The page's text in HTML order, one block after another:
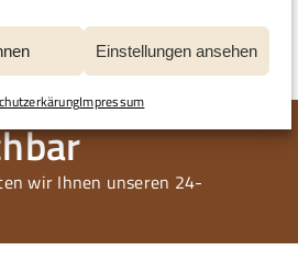
Einstellungen ansehen
Impressum
drucken
wir Ihnen unseren 24-